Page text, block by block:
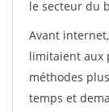
le secteur du
Avant
limitaient aux
méthodes
temps et